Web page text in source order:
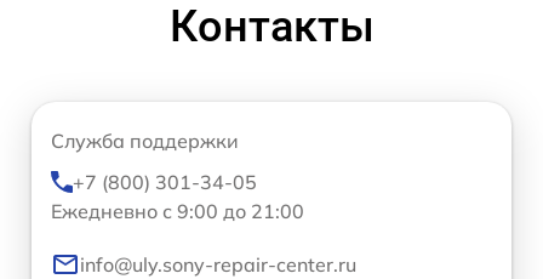
Контакты
Служба поддержки
+7 (800) 301-34-05
Ежедневно с 9:00 до 21:00
info@uly.sony-repair-center.ru